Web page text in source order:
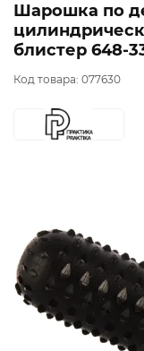
Шарошка по
блистер 648-
Код товара: 077630